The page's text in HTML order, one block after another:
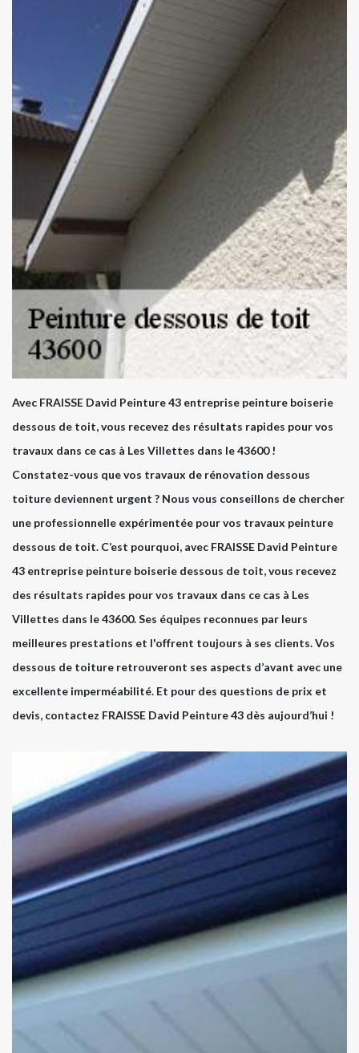
Avec FRAISSE David Peinture 43 entreprise peinture boiserie
dessous de toit, vous recevez des résultats rapides pour vos
travaux dans ce cas à Les Villettes dans le 43600 !
Constatez-vous que vos travaux de rénovation dessous
toiture deviennent urgent ? Nous vous conseillons de chercher
une professionnelle expérimentée pour vos travaux peinture
dessous de toit. C’est pourquoi, avec FRAISSE David Peinture
43 entreprise peinture boiserie dessous de toit, vous recevez
des résultats rapides pour vos travaux dans ce cas à Les
Villettes dans le 43600. Ses équipes reconnues par leurs
meilleures prestations et l'offrent toujours à ses clients. Vos
dessous de toiture retrouveront ses aspects d’avant avec une
excellente imperméabilité. Et pour des questions de prix et
devis, contactez FRAISSE David Peinture 43 dès aujourd’hui !